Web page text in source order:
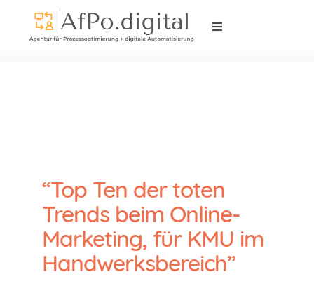
“Top Ten der toten
Trends beim Online-
Marketing, für KMU im
Handwerksbereich”